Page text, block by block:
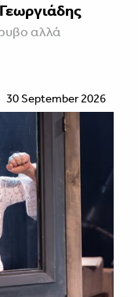
αλλά
30 September 2026